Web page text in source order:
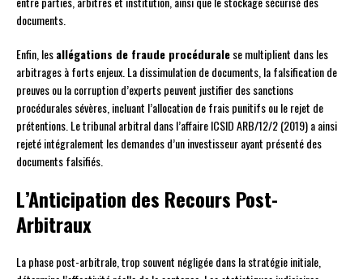
documents.
Enfin, lesallégations de fraude procéduralese multiplient dans les
arbitrages à forts enjeux. La dissimulation de documents, la falsification de
preuves ou la corruption d’experts peuvent justifier des sanctions
procédurales sévères, incluant l’allocation de frais punitifs ou le rejet de
prétentions. Le tribunal arbitral dans l’affaire ICSID ARB/12/2 (2019) a ainsi
rejeté intégralement les demandes d’un investisseur ayant présenté des
documents falsifiés.
L’Anticipation des Recours Post-
Arbitraux
La phase post-arbitrale, trop souvent négligée dans la stratégie initiale,